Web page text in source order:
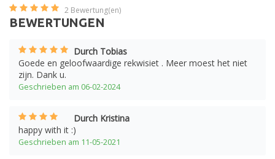
2 Bewertung(en)
BEWERTUNGEN
Durch Tobias
Goede en geloofwaardige rekwisiet . Meer moest het niet
zijn. Dank u.
Geschrieben am 06-02-2024
Durch Kristina
happy with it :)
Geschrieben am 11-05-2021